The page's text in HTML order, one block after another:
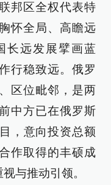
邦区全权代表特
怀全局、高瞻远
长远发展擘画蓝
行稳致远。俄罗
区位毗邻，是两
中方已在俄罗斯
，意向投资总额
作取得的丰硕成
与推动引领。